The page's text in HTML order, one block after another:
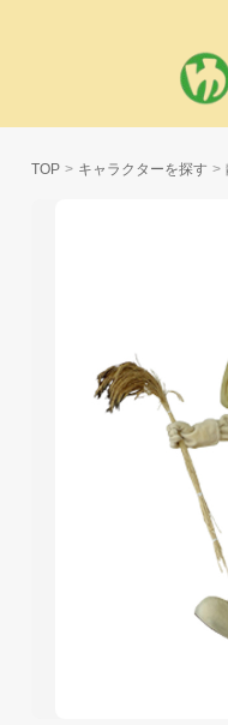
TOP キャラクターを探す